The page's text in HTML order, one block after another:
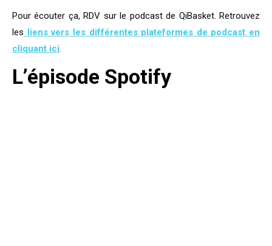
Pour écouter ça, RDV sur le podcast de QiBasket. Retrouvez
les liens vers les différentes plateformes de podcast en
cliquant ici.
L’épisode Spotify